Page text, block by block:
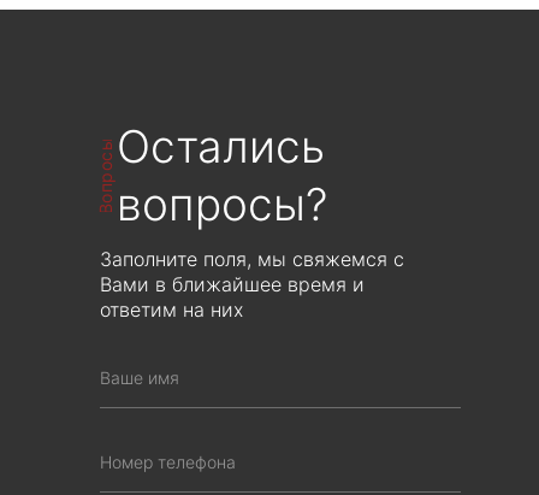
ВопросыОстались
вопросы?
Заполните поля, мы свяжемся с
Вами в ближайшее время и
ответим на них